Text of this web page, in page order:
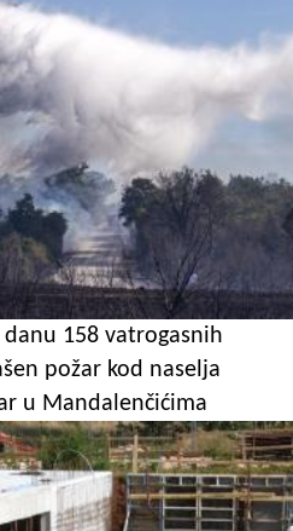
158 vatrogasnih
požar kod naselja
u Mandalenčićima